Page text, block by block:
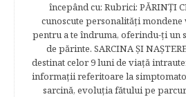
începând cu: Rubrici: PĂRINŢI
cunoscute personalităţi
pentru a te îndruma, oferindu-ţi un
de părinte. SARCINA ŞI
destinat celor 9 luni de viaţă
informaţii referitoare la
sarcină, evoluţia fătului pe